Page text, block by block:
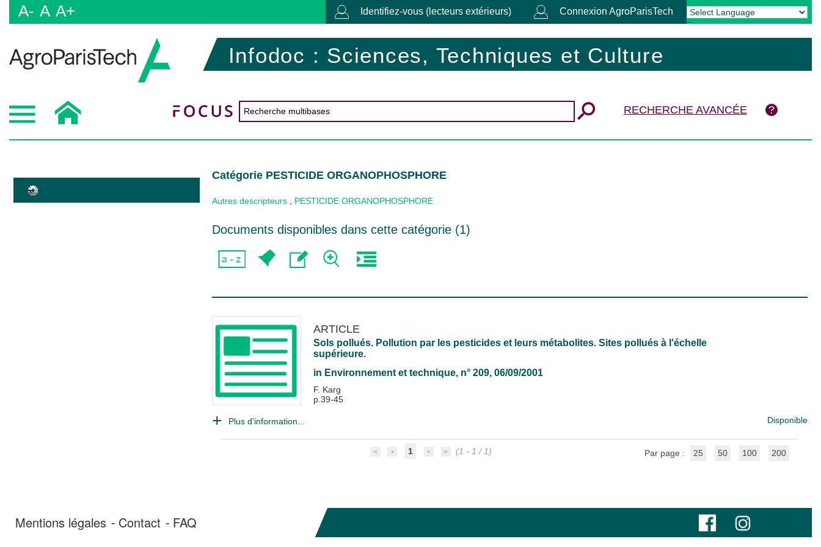
A- A A+ Identifiez-vous (lecteurs extérieurs) Connexion AgroParisTech
Powered by Translate
Infodoc : Sciences, Techniques et Culture
RECHERCHE AVANCÉE
Catégorie PESTICIDE ORGANOPHOSPHORE
Autres descripteurs PESTICIDE ORGANOPHOSPHORE
Documents disponibles dans cette catégorie (1)
ARTICLE
Sols pollués. Pollution par les pesticides et leurs métabolites. Sites pollués à l'échelle
supérieure.
in Environnement et technique, n° 209, 06/09/2001
F. Karg
p.39-45
Plus d'information... Disponible
1 (1 - 1 / 1) Par page : 25 50 100 200
Mentions légales Contact FAQ